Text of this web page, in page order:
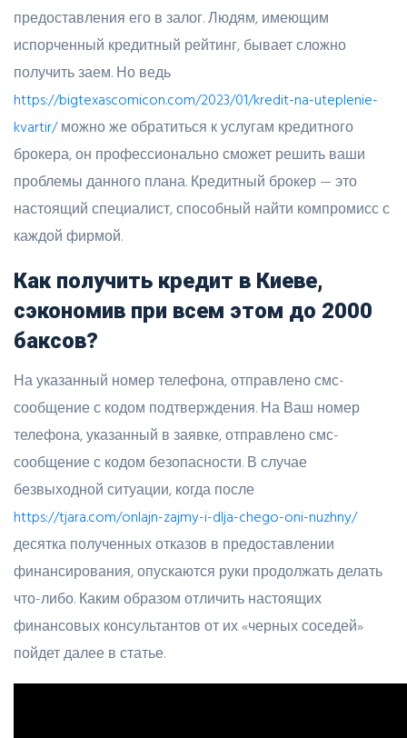
предоставления его в залог. Людям, имеющим
испорченный кредитный рейтинг, бывает сложно
получить заем. Но ведь
https://bigtexascomicon.com/2023/01/kredit-na-uteplenie-
kvartir/можно же обратиться к услугам кредитного
брокера, он профессионально сможет решить ваши
проблемы данного плана. Кредитный брокер — это
настоящий специалист, способный найти компромисс с
каждой фирмой.
Как получить кредит в Киеве,
сэкономив при всем этом до 2000
баксов?
На указанный номер телефона, отправлено смс-
сообщение с кодом подтверждения. На Ваш номер
телефона, указанный в заявке, отправлено смс-
сообщение с кодом безопасности. В случае
безвыходной ситуации, когда после
https://tjara.com/onlajn-zajmy-i-dlja-chego-oni-nuzhny/
десятка полученных отказов в предоставлении
финансирования, опускаются руки продолжать делать
что-либо. Каким образом отличить настоящих
финансовых консультантов от их «черных соседей»
пойдет далее в статье.